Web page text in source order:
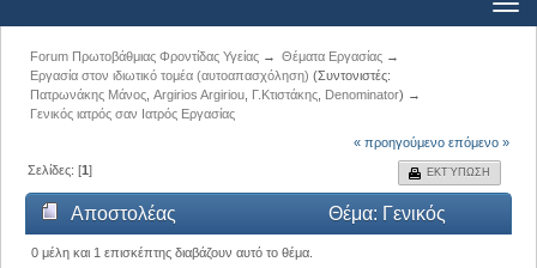
Forum Πρωτοβάθμιας Φροντίδας Υγείας→ Θέματα Εργασίας →
Εργασία στον ιδιωτικό τομέα (αυτοαπασχόληση) (Συντονιστές:
Πατρωνάκης Μάνος, Argirios Argiriou, Γ.Κτιστάκης, Denominator) →
Γενικός ιατρός σαν Ιατρός Εργασίας
« προηγούμενο επόμενο »
ΕΚΤΎΠΩΣΗ
Σελίδες: [1]
Αποστολέας
Θέμα: Γενικός
ιατρός σαν Ιατρός Εργασίας (Αναγνώστηκε 71675
0 μέλη και 1 επισκέπτης διαβάζουν αυτό το θέμα.